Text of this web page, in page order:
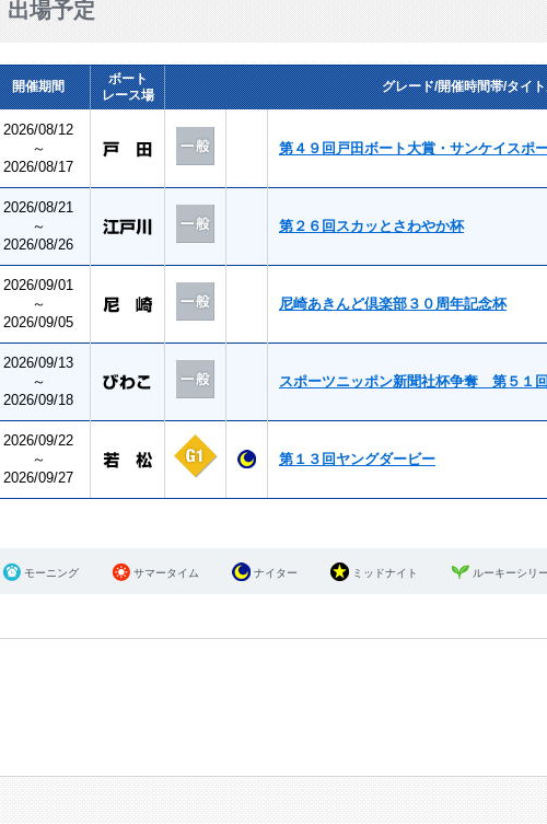
出場予定
開催期間
ボート
レース場
グレード/開催時間帯/タイ
2026/08/12
～
2026/08/17
第４９回戸田ボート大賞・サンケイスポ
2026/08/21
～
2026/08/26
第２６回スカッとさわやか杯
2026/09/01
～
2026/09/05
尼崎あきんど倶楽部３０周年記念杯
2026/09/13
～
2026/09/18
スポーツニッポン新聞社杯争奪 第５１
2026/09/22
～
2026/09/27
第１３回ヤングダービー
モーニング サマータイム ナイター ミッドナイト ルーキーシリ